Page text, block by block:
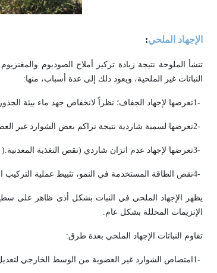
الإجهاد الملحي:
النباتات غير الملحية، ويعود ذلك إلى عدة أسباب، منها:
1-تعرضها لإجهاد الجفاف؛ نظراً لانخفاض جهد ماء بيئة الجذور
2-تعرضها لسمية شاردية نتيجة تراكم بعض الشوارد غير
3-تعرضها لإجهاد عدم اتزان شاردي (نقص التغذية المعدنية).
4-نقص الطاقة المستخدمة في النمو، تثبيط عملية
يظهر الإجهاد الملحي في النبات بشكل أذى ظاهر على سطح
الإنزيمات المحللة بشكل عام.
تقاوم النباتات الإجهاد الملحي بعدة طرق:
1- امتصاص الشوارد غير العضوية من الوسط الخارجي